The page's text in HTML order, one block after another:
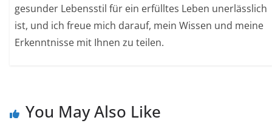
gesunder Lebensstil für ein erfülltes Leben unerlässlich
ist, und ich freue mich darauf, mein Wissen und meine
Erkenntnisse mit Ihnen zu teilen.
You May Also Like